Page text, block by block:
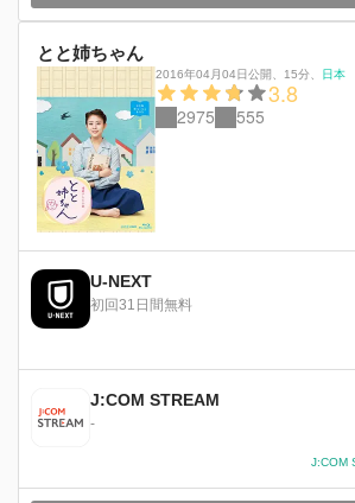
とと姉ちゃん
2016年04月04日公開 15分 日本
3.8
2975 555
U-NEXT
初回31日間無料
J:COM STREAM
-
J:COM